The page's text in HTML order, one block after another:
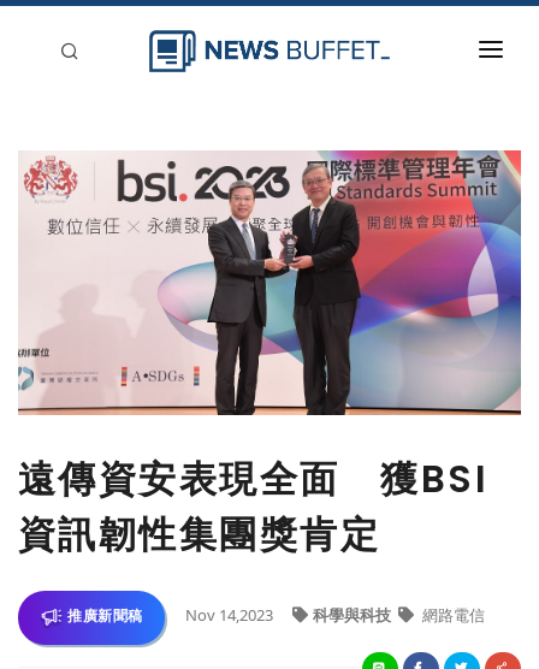
新聞稿分類
遠傳資安表現全面 獲BSI
資訊韌性集團獎肯定
推廣新聞稿 Nov 14,2023 科學與科技 網路電信